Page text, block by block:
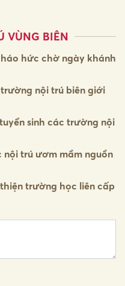
VÙNG BIÊN
hức chờ ngày khánh
nội trú biên giới
sinh các trường nội
trú ươm mầm nguồn
trường học liên cấp